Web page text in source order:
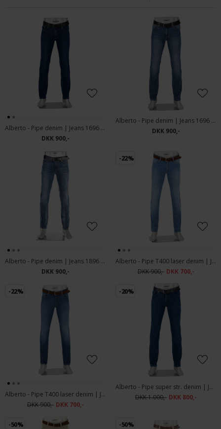
Alberto - Pipe denim | Jeans 1696 876 Dark Blue
DKK 900,-
Alberto - Pipe denim | Jeans 1696 826 Blue
DKK 900,-
Alberto - Pipe denim | Jeans 1896 883 Dark Blue
DKK 900,-
-22%
Alberto - Pipe T400 laser denim | Jeans 1574 840 Blue
DKK 900,- DKK 700,-
-22%
Alberto - Pipe T400 laser denim | Jeans 1574 880 Dark Blue
DKK 900,- DKK 700,-
-20%
Alberto - Pipe super str. denim | Jeans 1563 847 Blue
DKK 1.000,- DKK 800,-
-50% -50%